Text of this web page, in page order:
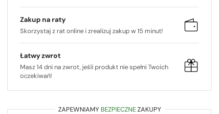
Zakup na raty
Skorzystaj z rat online i zrealizuj zakup w 15 minut!
Łatwy zwrot
Masz 14 dni na zwrot, jeśli produkt nie spełni Twoich
oczekiwań!
ZAPEWNIAMY BEZPIECZNEZAKUPY